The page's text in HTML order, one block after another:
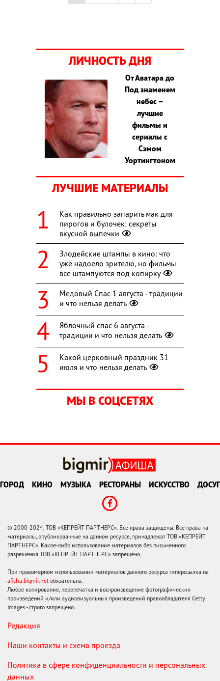
ЛИЧНОСТЬ ДНЯ
От Аватара до
Под знаменем
небес –
лучшие
фильмы и
сериалы с
Сэмом
Уортингтоном
ЛУЧШИЕ МАТЕРИАЛЫ
Как правильно запарить мак для
пирогов и булочек: секреты
вкусной выпечки
Злодейские штампы в кино: что
уже надоело зрителю, но фильмы
все штампуются под копирку
Медовый Спас 1 августа - традиции
и что нельзя делать
Яблочный спас 6 августа -
традиции и что нельзя делать
Какой церковный праздник 31
июля и что нельзя делать
МЫ В СОЦСЕТЯХ
ГОРОД КИНО МУЗЫКА РЕСТОРАНЫ ИСКУССТВО ДОСУГ
© 2000-2024, ТОВ «КЕПРЕЙТ ПАРТНЕРС». Все права защищены. Все права на
материалы, опубликованные на данном ресурсе, принадлежат ТОВ «КЕПРЕЙТ
ПАРТНЕРС». Какое-либо использование материалов без письменного
разрешения ТОВ «КЕПРЕЙТ ПАРТНЕРС» запрещено.
При правомерном использовании материалов данного ресурса гиперссылка на
afisha.bigmir.net обязательна.
Любое копирование, перепечатка и воспроизведение фотографических
произведений и/или аудиовизуальных произведений правообладателя Getty
Images - строго запрещено.
Редакция
Наши контакты и схема проезда
Политика в сфере конфиденциальности и персональных
данных